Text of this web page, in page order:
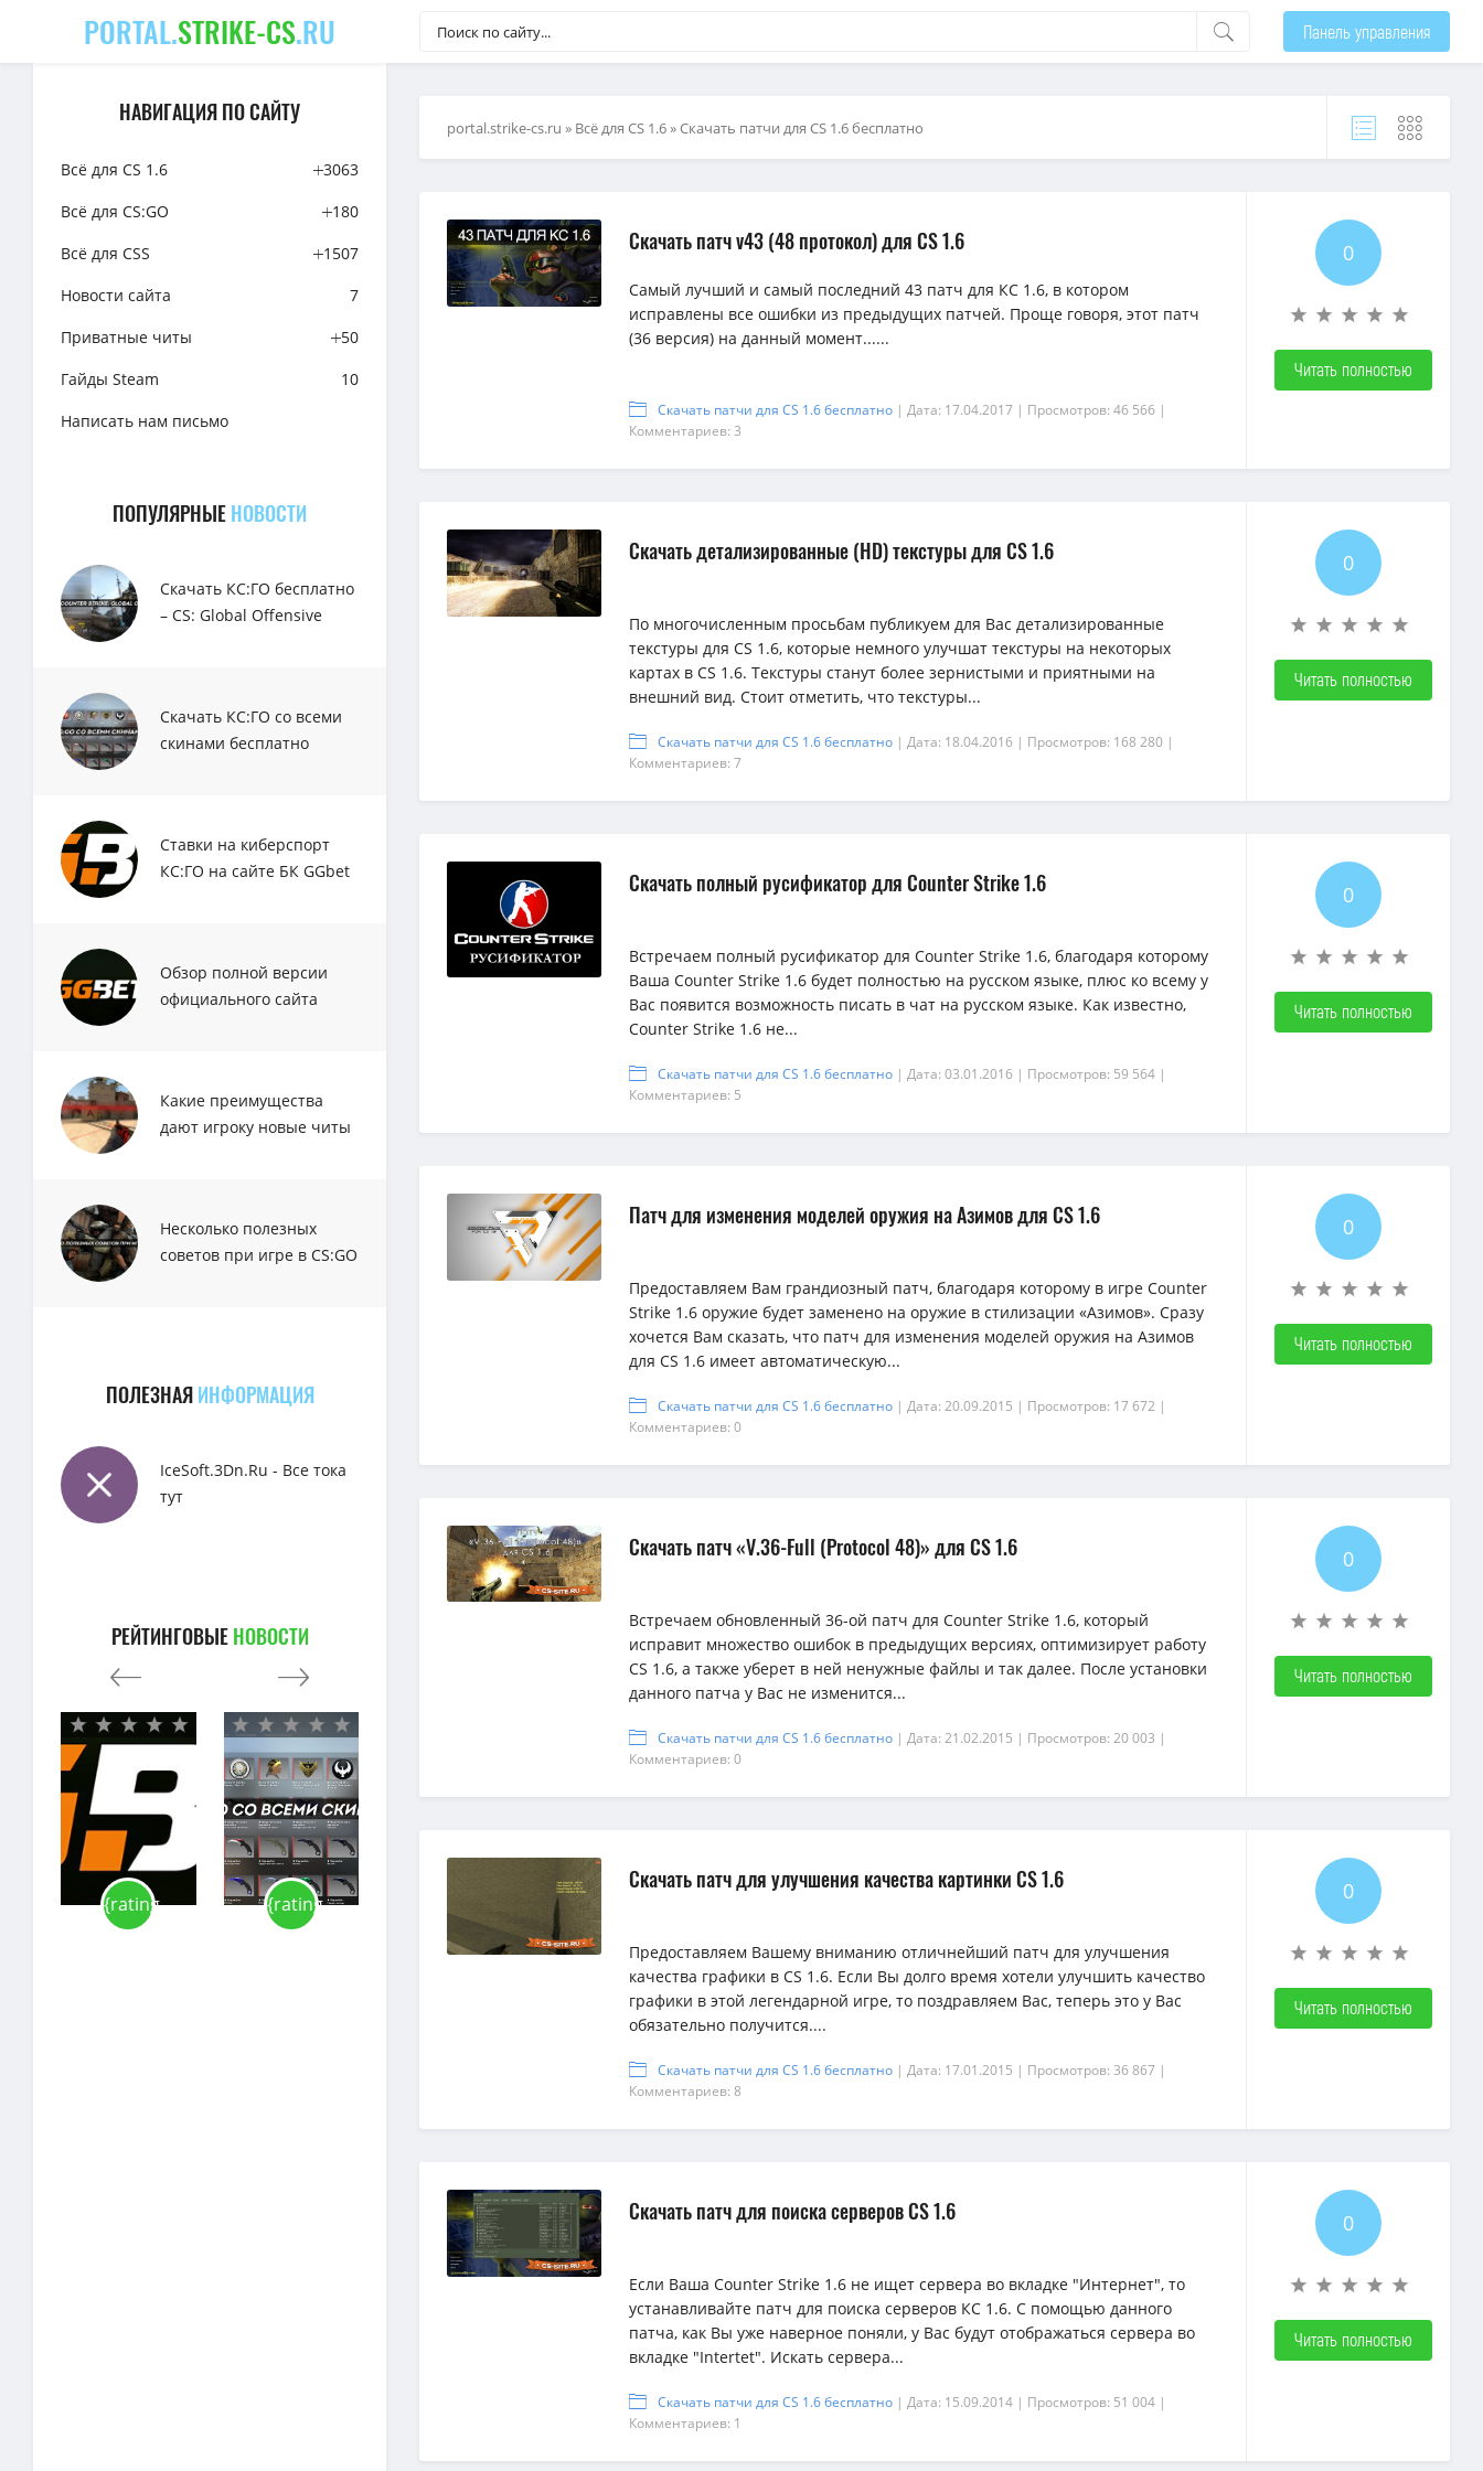
PORTAL.STRIKE-CS.RU Панель управления
НАВИГАЦИЯ ПО САЙТУ
Всё для CS 1.6
3063
Всё для CS:GO
180
Всё для CSS
1507
Новости сайта
7
Приватные читы
50
Гайды Steam
10
Написать нам письмо
ПОПУЛЯРНЫЕНОВОСТИ
Скачать КС:ГО бесплатно
– CS: Global Offensive
Скачать КС:ГО со всеми
скинами бесплатно
Ставки на киберспорт
КС:ГО на сайте БК GGbet
Обзор полной версии
официального сайта
Какие преимущества
дают игроку новые читы
Несколько полезных
советов при игре в CS:GO
ПОЛЕЗНАЯИНФОРМАЦИЯ
IceSoft.3Dn.Ru - Все тока
тут
РЕЙТИНГОВЫЕНОВОСТИ
{rating-
{rating-
num}
{rating-
num}
num}
num}
num}
portal.strike-cs.ru » Всё для CS 1.6» Скачать патчи для CS 1.6 бесплатно
Скачать патч v43 (48 протокол) для CS 1.6
Самый лучший и самый последний 43 патч для КС 1.6, в котором
исправлены все ошибки из предыдущих патчей. Проще говоря, этот патч
(36 версия) на данный момент......
Скачать патчи для CS 1.6 бесплатно | Дата: 17.04.2017 | Просмотров: 46 566 |
Комментариев: 3
0
Читать полностью
Скачать детализированные (HD) текстуры для CS 1.6
По многочисленным просьбам публикуем для Вас детализированные
текстуры для CS 1.6, которые немного улучшат текстуры на некоторых
картах в CS 1.6. Текстуры станут более зернистыми и приятными на
внешний вид. Стоит отметить, что текстуры...
Скачать патчи для CS 1.6 бесплатно | Дата: 18.04.2016 | Просмотров: 168 280 |
Комментариев: 7
0
Читать полностью
Скачать полный русификатор для Counter Strike 1.6
Встречаем полный русификатор для Counter Strike 1.6, благодаря которому
Ваша Counter Strike 1.6 будет полностью на русском языке, плюс ко всему у
Вас появится возможность писать в чат на русском языке. Как известно,
Counter Strike 1.6 не...
Скачать патчи для CS 1.6 бесплатно | Дата: 03.01.2016 | Просмотров: 59 564 |
Комментариев: 5
0
Читать полностью
Патч для изменения моделей оружия на Азимов для CS 1.6
Предоставляем Вам грандиозный патч, благодаря которому в игре Counter
Strike 1.6 оружие будет заменено на оружие в стилизации «Азимов». Сразу
хочется Вам сказать, что патч для изменения моделей оружия на Азимов
для CS 1.6 имеет автоматическую...
Скачать патчи для CS 1.6 бесплатно | Дата: 20.09.2015 | Просмотров: 17 672 |
Комментариев: 0
0
Читать полностью
Скачать патч «V.36-Full (Protocol 48)» для CS 1.6
Встречаем обновленный 36-ой патч для Counter Strike 1.6, который
исправит множество ошибок в предыдущих версиях, оптимизирует работу
CS 1.6, а также уберет в ней ненужные файлы и так далее. После установки
данного патча у Вас не изменится...
Скачать патчи для CS 1.6 бесплатно | Дата: 21.02.2015 | Просмотров: 20 003 |
Комментариев: 0
0
Читать полностью
Скачать патч для улучшения качества картинки CS 1.6
Предоставляем Вашему вниманию отличнейший патч для улучшения
качества графики в CS 1.6. Если Вы долго время хотели улучшить качество
графики в этой легендарной игре, то поздравляем Вас, теперь это у Вас
обязательно получится....
Скачать патчи для CS 1.6 бесплатно | Дата: 17.01.2015 | Просмотров: 36 867 |
Комментариев: 8
0
Читать полностью
Скачать патч для поиска серверов CS 1.6
Если Ваша Counter Strike 1.6 не ищет сервера во вкладке "Интернет", то
устанавливайте патч для поиска серверов КС 1.6. С помощью данного
патча, как Вы уже наверное поняли, у Вас будут отображаться сервера во
вкладке "Intertet". Искать сервера...
Скачать патчи для CS 1.6 бесплатно | Дата: 15.09.2014 | Просмотров: 51 004 |
Комментариев: 1
0
Читать полностью